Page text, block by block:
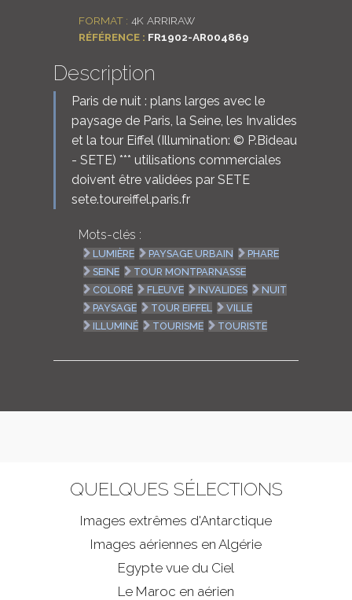
FORMAT : 4K ARRIRAW
RÉFÉRENCE : FR1902-AR004869
Description
Paris de nuit : plans larges avec le
paysage de Paris, la Seine, les Invalides
et la tour Eiffel (Illumination: © P.Bideau
- SETE) *** utilisations commerciales
doivent être validées par SETE
sete.toureiffel.paris.fr
Mots-clés :
LUMIÈRE PAYSAGE URBAIN
PHARE
SEINE
TOUR MONTPARNASSE
COLORÉ
FLEUVE INVALIDES
NUIT
PAYSAGE
TOUR EIFFEL
VILLE
ILLUMINÉ
TOURISME TOURISTE
QUELQUES SÉLECTIONS
Images extrêmes d'Antarctique
Images aériennes en Algérie
Egypte vue du Ciel
Le Maroc en aérien